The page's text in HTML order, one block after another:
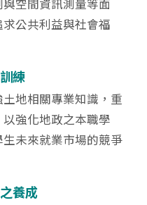
空間資訊測量等面
公共利益與社會福
練
地相關專業知識，重
強化地政之本職學
未來就業市場的競爭
養成